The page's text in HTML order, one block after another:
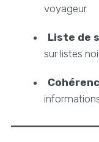
voyageur
Liste de
sur listes